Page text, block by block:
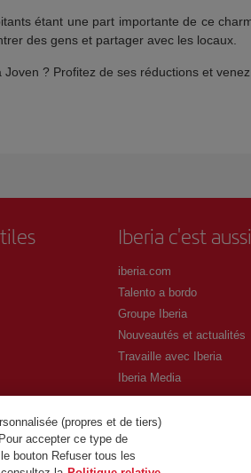
étant une part importante de ce
des gens et partager avec les locaux.
? Profitez de ses réductions et
Iberia c'est aussi
iberia.com
Talento a bordo
Groupe Iberia
Nouveautés et actualités
Travaille avec Iberia
Iberia Media
(propres et de tiers)
accepter ce type de
bouton Refuser tous les